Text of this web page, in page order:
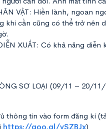
VẬT: Hiền lành, ngoan
khi cần cũng có thể trở nên
XUẤT: Có khả năng diễn
SƠ LOẠI (09/11 – 20/11/
thông tin vào form đăng kí
https://goo.gl/vSZBJx)